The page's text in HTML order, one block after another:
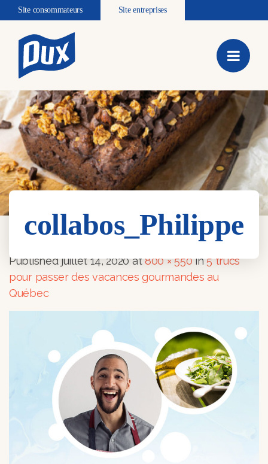
Site consommateurs Site entreprises
collabos_Philippe
collabos_Philippe
Publishedjuillet 14, 2020at800 × 550in5 trucs
pour passer des vacances gourmandes au
Québec